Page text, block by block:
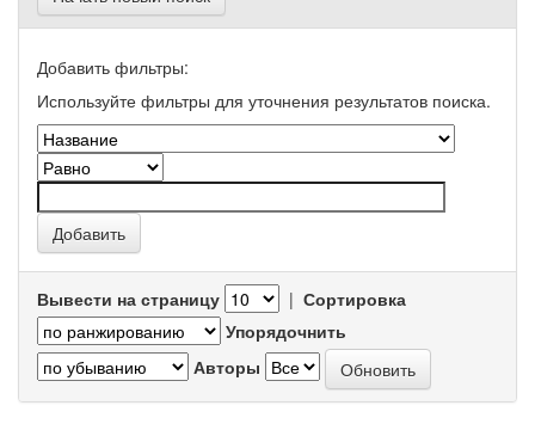
Добавить фильтры:
Используйте фильтры для уточнения результатов поиска.
Вывести на страницу | Сортировка
Упорядочнить
Авторы